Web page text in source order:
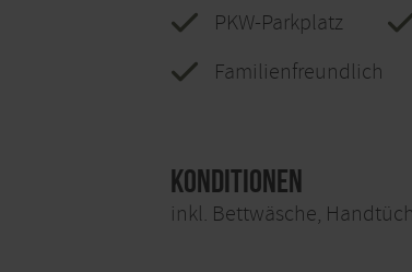
PKW-Parkplatz
Familienfreundlich
Konditionen
inkl. Bettwäsche,